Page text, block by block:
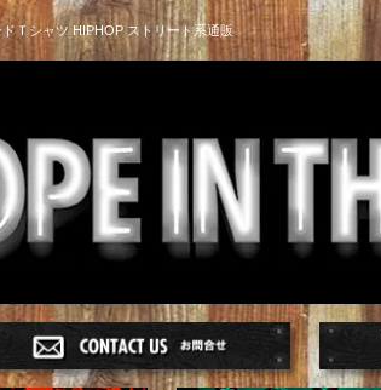
Ｔシャツ HIPHOP ストリート系通販